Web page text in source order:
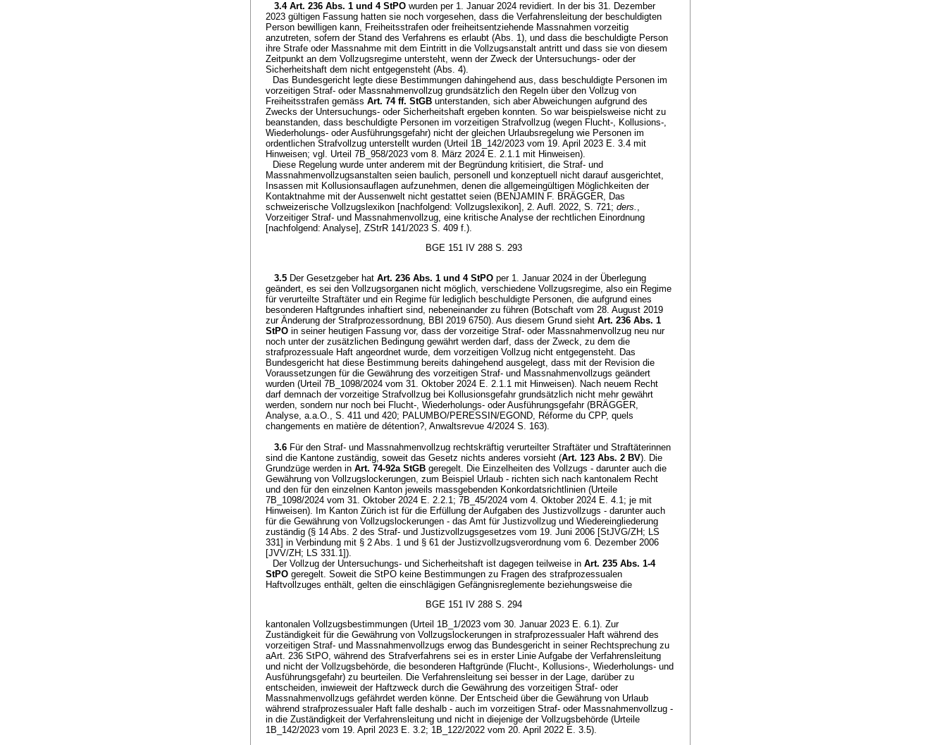
3.4 Art. 236 Abs. 1 und 4 StPO wurden per 1. Januar 2024 revidiert. In der bis 31. Dezember
2023 gültigen Fassung hatten sie noch vorgesehen, dass die Verfahrensleitung der beschuldigten
Person bewilligen kann, Freiheitsstrafen oder freiheitsentziehende Massnahmen vorzeitig
anzutreten, sofern der Stand des Verfahrens es erlaubt (Abs. 1), und dass die beschuldigte Person
ihre Strafe oder Massnahme mit dem Eintritt in die Vollzugsanstalt antritt und dass sie von diesem
Zeitpunkt an dem Vollzugsregime untersteht, wenn der Zweck der Untersuchungs- oder der
Sicherheitshaft dem nicht entgegensteht (Abs. 4).
Das Bundesgericht legte diese Bestimmungen dahingehend aus, dass beschuldigte Personen im
vorzeitigen Straf- oder Massnahmenvollzug grundsätzlich den Regeln über den Vollzug von
Freiheitsstrafen gemäss Art. 74 ff. StGB unterstanden, sich aber Abweichungen aufgrund des
Zwecks der Untersuchungs- oder Sicherheitshaft ergeben konnten. So war beispielsweise nicht zu
beanstanden, dass beschuldigte Personen im vorzeitigen Strafvollzug (wegen Flucht-, Kollusions-,
Wiederholungs- oder Ausführungsgefahr) nicht der gleichen Urlaubsregelung wie Personen im
ordentlichen Strafvollzug unterstellt wurden (Urteil 1B_142/2023 vom 19. April 2023 E. 3.4 mit
Hinweisen; vgl. Urteil 7B_958/2023 vom 8. März 2024 E. 2.1.1 mit Hinweisen).
Diese Regelung wurde unter anderem mit der Begründung kritisiert, die Straf- und
Massnahmenvollzugsanstalten seien baulich, personell und konzeptuell nicht darauf ausgerichtet,
Insassen mit Kollusionsauflagen aufzunehmen, denen die allgemeingültigen Möglichkeiten der
Kontaktnahme mit der Aussenwelt nicht gestattet seien (BENJAMIN F. BRÄGGER, Das
schweizerische Vollzugslexikon [nachfolgend: Vollzugslexikon], 2. Aufl. 2022, S. 721; ders. ,
Vorzeitiger Straf- und Massnahmenvollzug, eine kritische Analyse der rechtlichen Einordnung
[nachfolgend: Analyse], ZStrR 141/2023 S. 409 f.).
BGE 151 IV 288 S. 293
3.5 Der Gesetzgeber hat Art. 236 Abs. 1 und 4 StPO per 1. Januar 2024 in der Überlegung
geändert, es sei den Vollzugsorganen nicht möglich, verschiedene Vollzugsregime, also ein Regime
für verurteilte Straftäter und ein Regime für lediglich beschuldigte Personen, die aufgrund eines
besonderen Haftgrundes inhaftiert sind, nebeneinander zu führen (Botschaft vom 28. August 2019
zur Änderung der Strafprozessordnung, BBl 2019 6750). Aus diesem Grund sieht Art. 236 Abs. 1
StPO in seiner heutigen Fassung vor, dass der vorzeitige Straf- oder Massnahmenvollzug neu nur
noch unter der zusätzlichen Bedingung gewährt werden darf, dass der Zweck, zu dem die
strafprozessuale Haft angeordnet wurde, dem vorzeitigen Vollzug nicht entgegensteht. Das
Bundesgericht hat diese Bestimmung bereits dahingehend ausgelegt, dass mit der Revision die
Voraussetzungen für die Gewährung des vorzeitigen Straf- und Massnahmenvollzugs geändert
wurden (Urteil 7B_1098/2024 vom 31. Oktober 2024 E. 2.1.1 mit Hinweisen). Nach neuem Recht
darf demnach der vorzeitige Strafvollzug bei Kollusionsgefahr grundsätzlich nicht mehr gewährt
werden, sondern nur noch bei Flucht-, Wiederholungs- oder Ausführungsgefahr (BRÄGGER,
Analyse, a.a.O., S. 411 und 420; PALUMBO/PERESSIN/EGOND, Réforme du CPP, quels
changements en matière de détention?, Anwaltsrevue 4/2024 S. 163).
3.6 Für den Straf- und Massnahmenvollzug rechtskräftig verurteilter Straftäter und Straftäterinnen
sind die Kantone zuständig, soweit das Gesetz nichts anderes vorsieht (Art. 123 Abs. 2 BV). Die
Grundzüge werden in Art. 74-92a StGB geregelt. Die Einzelheiten des Vollzugs - darunter auch die
Gewährung von Vollzugslockerungen, zum Beispiel Urlaub - richten sich nach kantonalem Recht
und den für den einzelnen Kanton jeweils massgebenden Konkordatsrichtlinien (Urteile
7B_1098/2024 vom 31. Oktober 2024 E. 2.2.1; 7B_45/2024 vom 4. Oktober 2024 E. 4.1; je mit
Hinweisen). Im Kanton Zürich ist für die Erfüllung der Aufgaben des Justizvollzugs - darunter auch
für die Gewährung von Vollzugslockerungen - das Amt für Justizvollzug und Wiedereingliederung
zuständig (§ 14 Abs. 2 des Straf- und Justizvollzugsgesetzes vom 19. Juni 2006 [StJVG/ZH; LS
331] in Verbindung mit § 2 Abs. 1 und § 61 der Justizvollzugsverordnung vom 6. Dezember 2006
[JVV/ZH; LS 331.1]).
Der Vollzug der Untersuchungs- und Sicherheitshaft ist dagegen teilweise in Art. 235 Abs. 1-4
StPO geregelt. Soweit die StPO keine Bestimmungen zu Fragen des strafprozessualen
Haftvollzuges enthält, gelten die einschlägigen Gefängnisreglemente beziehungsweise die
BGE 151 IV 288 S. 294
kantonalen Vollzugsbestimmungen (Urteil 1B_1/2023 vom 30. Januar 2023 E. 6.1). Zur
Zuständigkeit für die Gewährung von Vollzugslockerungen in strafprozessualer Haft während des
vorzeitigen Straf- und Massnahmenvollzugs erwog das Bundesgericht in seiner Rechtsprechung zu
aArt. 236 StPO, während des Strafverfahrens sei es in erster Linie Aufgabe der Verfahrensleitung
und nicht der Vollzugsbehörde, die besonderen Haftgründe (Flucht-, Kollusions-, Wiederholungs- und
Ausführungsgefahr) zu beurteilen. Die Verfahrensleitung sei besser in der Lage, darüber zu
entscheiden, inwieweit der Haftzweck durch die Gewährung des vorzeitigen Straf- oder
Massnahmenvollzugs gefährdet werden könne. Der Entscheid über die Gewährung von Urlaub
während strafprozessualer Haft falle deshalb - auch im vorzeitigen Straf- oder Massnahmenvollzug -
in die Zuständigkeit der Verfahrensleitung und nicht in diejenige der Vollzugsbehörde (Urteile
1B_142/2023 vom 19. April 2023 E. 3.2; 1B_122/2022 vom 20. April 2022 E. 3.5).